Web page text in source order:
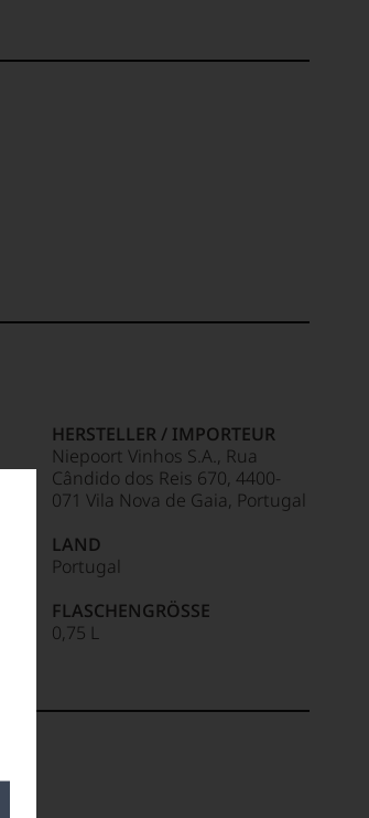
HERSTELLER / IMPORTEUR
Niepoort Vinhos S.A., Rua
Cândido dos Reis 670, 4400-
071 Vila Nova de Gaia, Portugal
LAND
Portugal
FLASCHENGRÖSSE
0,75 L